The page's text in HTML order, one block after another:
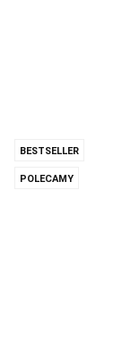
BESTSELLER
POLECAMY